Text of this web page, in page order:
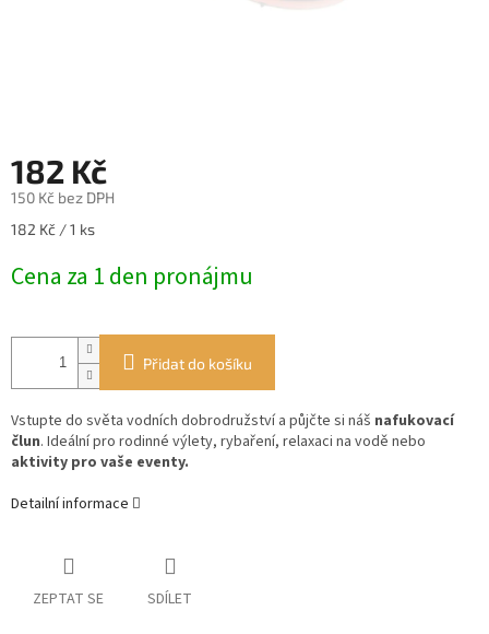
182 Kč
150 Kč bez DPH
Měrná
182 Kč / 1 ks
Cena za 1 den pronájmu
Přidat do košíku
Vstupte do světa vodních dobrodružství a půjčte si náš nafukovací
člun. Ideální pro rodinné výlety, rybaření, relaxaci na vodě nebo
aktivity pro vaše eventy.
Detailní informace
ZEPTAT SE SDÍLET